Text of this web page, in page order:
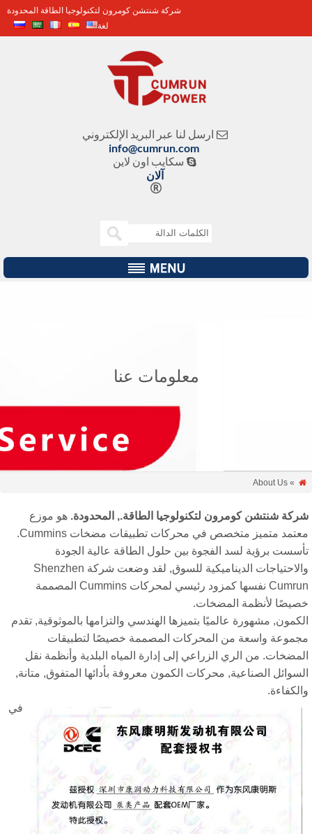
شركة شنتشن كومرون لتكنولوجيا الطاقة المحدودة
لغة
ارسل لنا عبر البريد الإلكتروني
info@cumrun.com
 سكايب اون لاين
آلان

معلومات عنا
» About Us
شنتشن كومرون لتكنولوجيا الطاقة., المحدودة.هو موزع
معتمد متميز متخصص في محركات تطبيقات مضخات Cummins.
برؤية لسد الفجوة بين حلول الطاقة عالية الجودة
والاحتياجات الديناميكية للسوق, لقد وضعت شركة Shenzhen
Cumrun نفسها كمزود رئيسي لمحركات Cummins المصممة
لأنظمة المضخات.
مشهورة عالميًا بتميزها الهندسي والتزامها بالموثوقية, تقدم
واسعة من المحركات المصممة خصيصًا لتطبيقات
من الري الزراعي إلى إدارة المياه البلدية وأنظمة نقل
الصناعية, محركات الكمون معروفة بأدائها المتفوق, متانة,
في